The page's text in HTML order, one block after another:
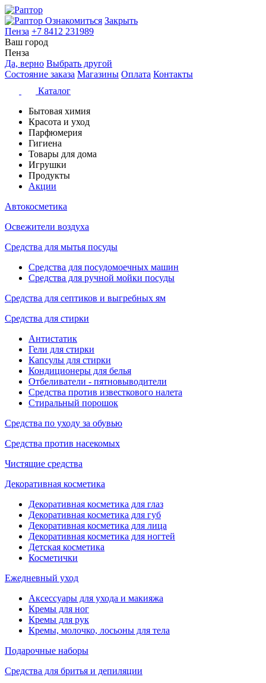
Ознакомиться Закрыть
Пенза +7 8412 231989
Ваш город
Пенза
Да, верно Выбрать другой
Состояние заказа Магазины Оплата Контакты
Каталог
Бытовая химия
Красота и уход
Парфюмерия
Гигиена
Товары для дома
Игрушки
Продукты
Акции
Автокосметика
Освежители воздуха
Средства для мытья посуды
Средства для посудомоечных машин
Средства для ручной мойки посуды
Средства для септиков и выгребных ям
Средства для стирки
Антистатик
Гели для стирки
Капсулы для стирки
Кондиционеры для белья
Отбеливатели - пятновыводители
Средства против известкового налета
Стиральный порошок
Средства по уходу за обувью
Средства против насекомых
Чистящие средства
Декоративная косметика
Декоративная косметика для глаз
Декоративная косметика для губ
Декоративная косметика для лица
Декоративная косметика для ногтей
Детская косметика
Косметички
Ежедневный уход
Аксессуары для ухода и макияжа
Кремы для ног
Кремы для рук
Кремы, молочко, лосьоны для тела
Подарочные наборы
Средства для бритья и депиляции